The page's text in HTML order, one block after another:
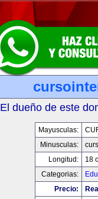
El dueño de este
Mayusculas:
Minusculas:
Longitud:
18
Categorias:
Precio: